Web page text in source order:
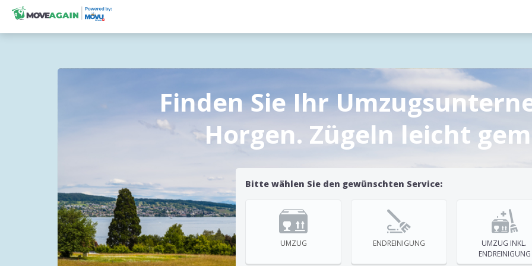
Finden Sie Ihr
Horgen. Zügeln leicht
Bitte wählen Sie den gewünschten Service:
UMZUG ENDREINIGUNG
UMZUG INKL.
ENDREINIGUNG